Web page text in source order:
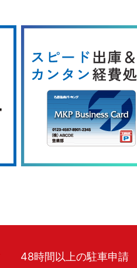
48時間以上の駐車申請